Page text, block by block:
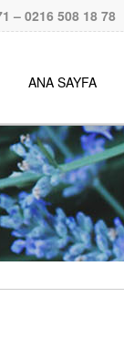
– 0216 508 18 78
ANA SAYFA